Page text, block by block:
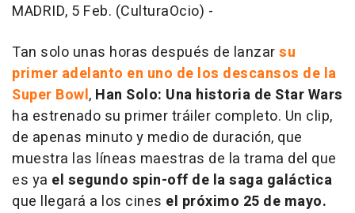
MADRID, 5 Feb. (CulturaOcio) -
Tan solo unas horas después de lanzarsu
primer adelanto en uno de los descansos de la
Super Bowl, Han Solo: Una historia de Star Wars
ha estrenado su primer tráiler completo. Un clip,
de apenas minuto y medio de duración, que
muestra las líneas maestras de la trama del que
es ya el segundo spin-off de la saga galáctica
que llegará a los cines el próximo 25 de mayo.